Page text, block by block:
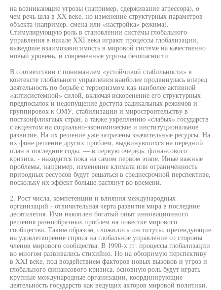
на возникающие угрозы (например, сдерживание агрессора), о
чем речь шла в XX веке, но изменение структурных параметров
объекта (например, смена или «настройка» режима).
Стимулирующую роль в становлении системы глобального
управления в начале XXI века играют процессы глобализации,
выведшие взаимозависимость в мировой системе на качественно
новый уровень, и современные угрозы безопасности.
В соответствии с пониманием «устойчивой стабильности» в
контексте глобального управления наиболее продвинулась вперед
деятельность по борьбе с терроризмом как наиболее активной
«антисистемной» силой, включая искоренение его структурных
предпосылок и недопущение доступа радикальных режимов и
группировок к ОМУ, стабилизации и миростроительству в
постконфликгаых стран, а также укреплению «слабых» государств
с акцентом на социально-экономическое и институциональное
развитие. На их решение уже затрачены значительные ресурсы. На
их фоне решение других проблем, выдвинувшихся на передний
план в последние годы, — в первую очередь, финансового
кризиса, - находится пока на самом первом этапе. Иные важные
проблемы, например, изменение климата или ограниченность
природных ресурсов будут решаться в среднесрочной перспективе,
поскольку их эффект больше растянут во времени.
2. Рост числа, компетенции и влияния международных
организаций - отличительная черта развития мира в последние
десятилетия. Ими накоплен богатый опыт инновационного
решения разнообразных проблем на повестке мирового
сообщества. Таким образом, сложились институты, претендующие
на удовлетворение спроса на глобальное управление со стороны
членов мирового сообщества. В 1990-х гг. процессы глобализации
во многом развивались стихийно. Но на обозримую перспективу
в XXI веке, под воздействием факторов новых вызовов и угроз и
глобального финансового кризиса, основную роль будут играть
крупные международные организации, координирующие
деятельность государств как ведущих акторов мировой политики.